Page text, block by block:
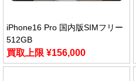
iPhone16 Pro 国内版SIMフリー
512GB
買取上限 ¥156,000